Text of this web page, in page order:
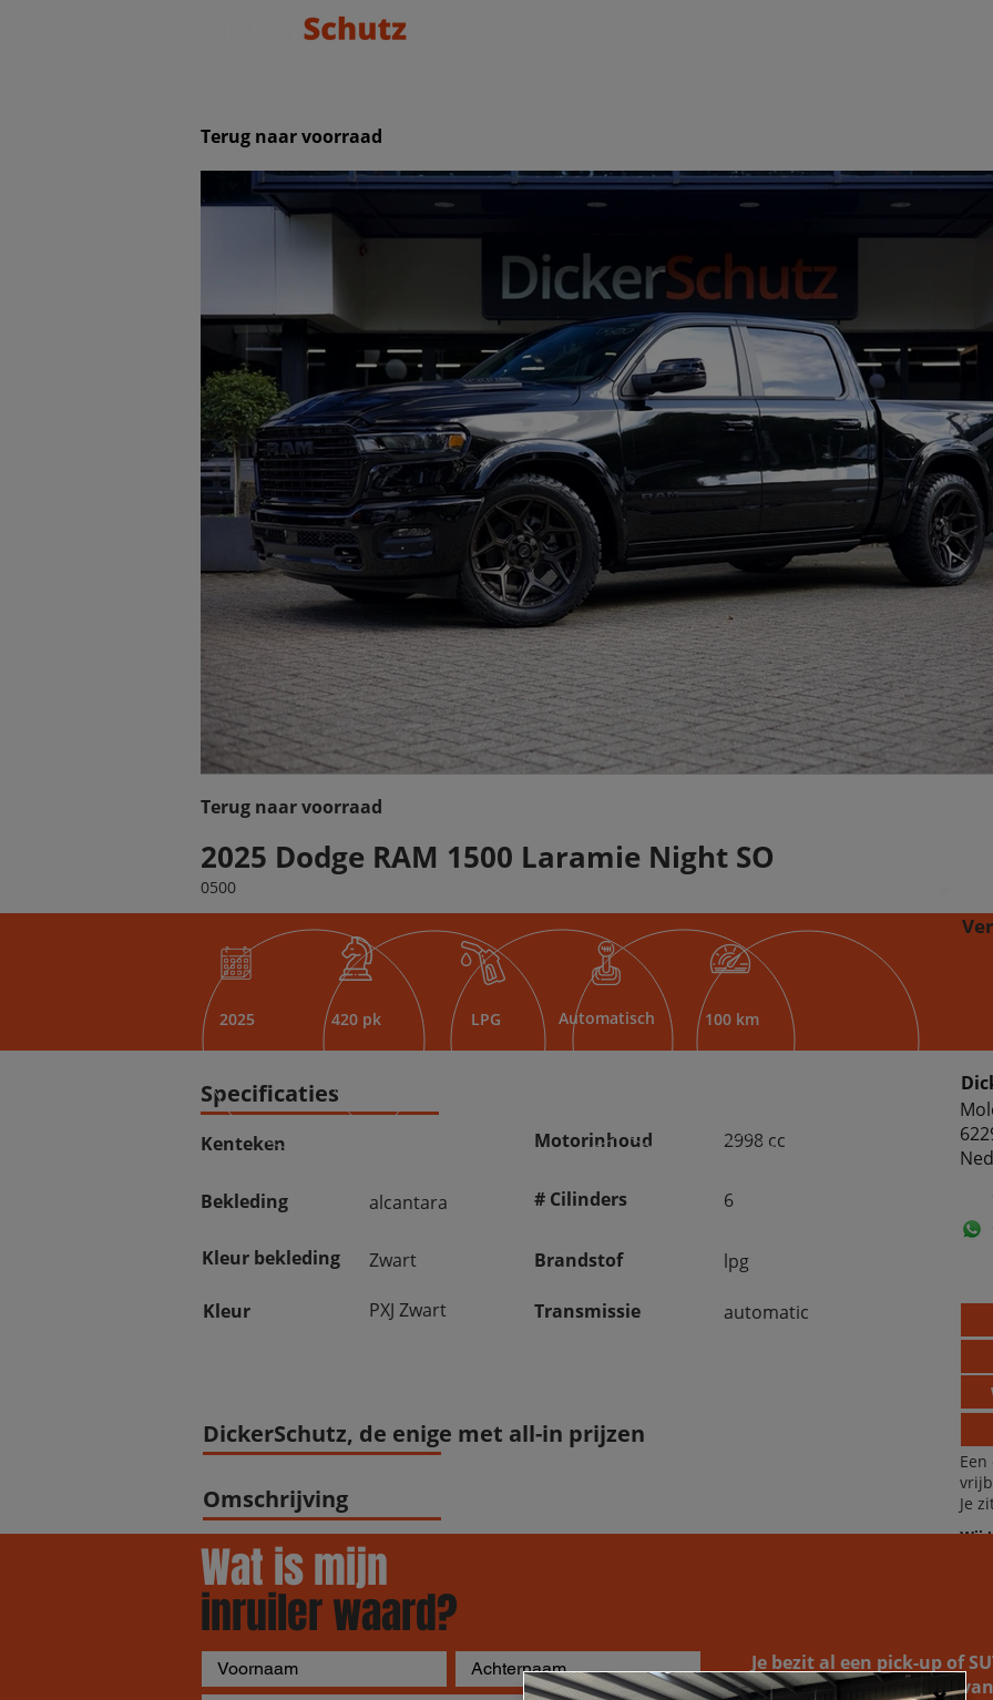
Terug naar voorraad
Terug naar voorraad
2025 Dodge RAM 1500 Laramie Night SO
Specificaties
Kenteken
Bekleding
Kleur bekleding
Kleur
alcantara
Zwart
Motorinhoud
# Cilinders
Brandstof
Transmissie
2998 cc
6
lpg
automatic
PXJ Zwart
DickerSchutz, de enige met all-in prijzen
2025 420 pk LPG Automatisch 100 km
Je
Wij
0500
Omschrijving
Wat is mijn
inruiler waard?
Je bezit al een pick-up of
naar de inruilwaarde